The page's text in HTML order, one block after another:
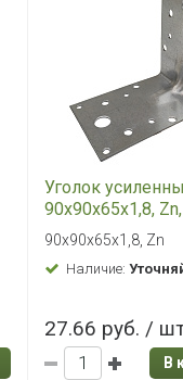
Уголок
90х90х65х1,8,
90х65
90х90х65х1,8, Zn
Наличие:
27.66 руб. /
В